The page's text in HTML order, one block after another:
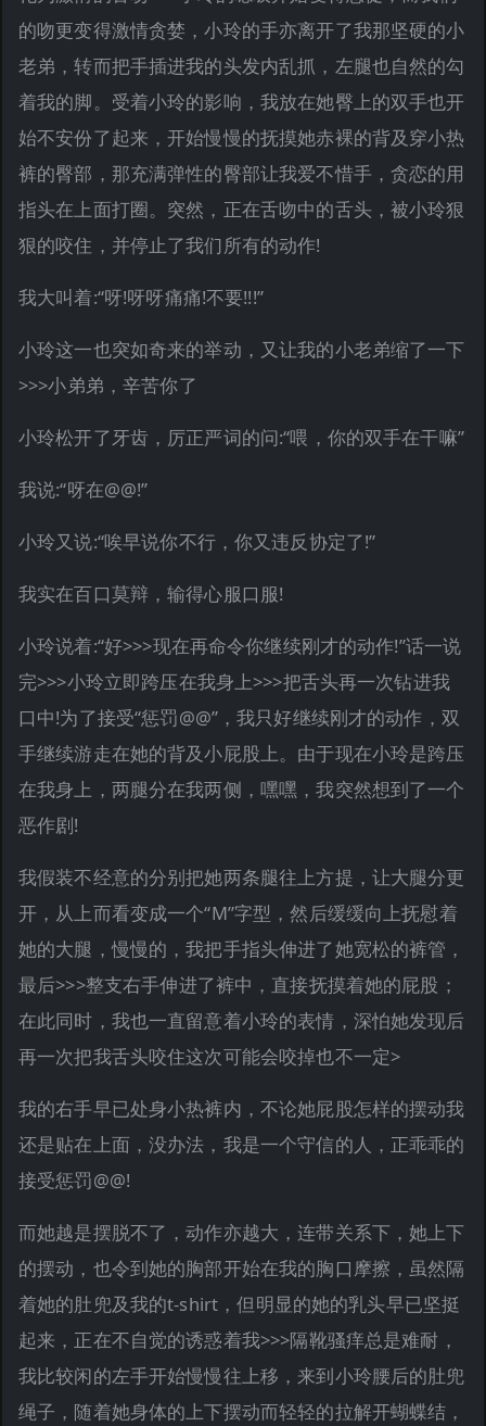
的吻更变得激情贪婪，小玲的手亦离开了我那坚硬的小
老弟，转而把手插进我的头发内乱抓，左腿也自然的勾
着我的脚。受着小玲的影响，我放在她臀上的双手也开
始不安份了起来，开始慢慢的抚摸她赤裸的背及穿小热
裤的臀部，那充满弹性的臀部让我爱不惜手，贪恋的用
指头在上面打圈。突然，正在舌吻中的舌头，被小玲狠
狠的咬住，并停止了我们所有的动作!
我大叫着:“呀!呀呀痛痛!不要!!!”
小玲这一也突如奇来的举动，又让我的小老弟缩了一下
>>>小弟弟，辛苦你了
小玲松开了牙齿，厉正严词的问:“喂，你的双手在干嘛”
我说:“呀在@@!”
小玲又说:“唉早说你不行，你又违反协定了!”
我实在百口莫辩，输得心服口服!
小玲说着:“好>>>现在再命令你继续刚才的动作!”话一说
完>>>小玲立即跨压在我身上>>>把舌头再一次钻进我
口中!为了接受“惩罚@@”，我只好继续刚才的动作，双
手继续游走在她的背及小屁股上。由于现在小玲是跨压
在我身上，两腿分在我两侧，嘿嘿，我突然想到了一个
恶作剧!
我假装不经意的分别把她两条腿往上方提，让大腿分更
开，从上而看变成一个“M”字型，然后缓缓向上抚慰着
她的大腿，慢慢的，我把手指头伸进了她宽松的裤管，
最后>>>整支右手伸进了裤中，直接抚摸着她的屁股；
在此同时，我也一直留意着小玲的表情，深怕她发现后
再一次把我舌头咬住这次可能会咬掉也不一定>
我的右手早已处身小热裤内，不论她屁股怎样的摆动我
还是贴在上面，没办法，我是一个守信的人，正乖乖的
接受惩罚@@!
而她越是摆脱不了，动作亦越大，连带关系下，她上下
的摆动，也令到她的胸部开始在我的胸口摩擦，虽然隔
着她的肚兜及我的t-shirt，但明显的她的乳头早已坚挺
起来，正在不自觉的诱惑着我>>>隔靴骚痒总是难耐，
我比较闲的左手开始慢慢往上移，来到小玲腰后的肚兜
绳子，随着她身体的上下摆动而轻轻的拉解开蝴蝶结，